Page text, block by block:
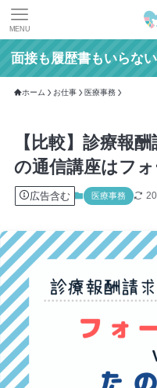
MENU
面接も履歴書もいらな
ホーム お仕事 医療事務
【比較】診療報
の通信講座はフ
広告含む 医療事務